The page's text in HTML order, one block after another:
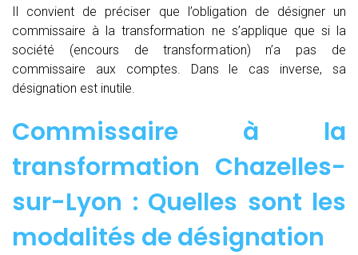
Il convient de préciser que l’obligation de désigner un
commissaire à la transformation ne s’applique que si la
société (encours de transformation) n’a pas de
commissaire aux comptes. Dans le cas inverse, sa
désignation est inutile.
Commissaire à la
transformation Chazelles-
sur-Lyon : Quelles sont les
modalités de désignation